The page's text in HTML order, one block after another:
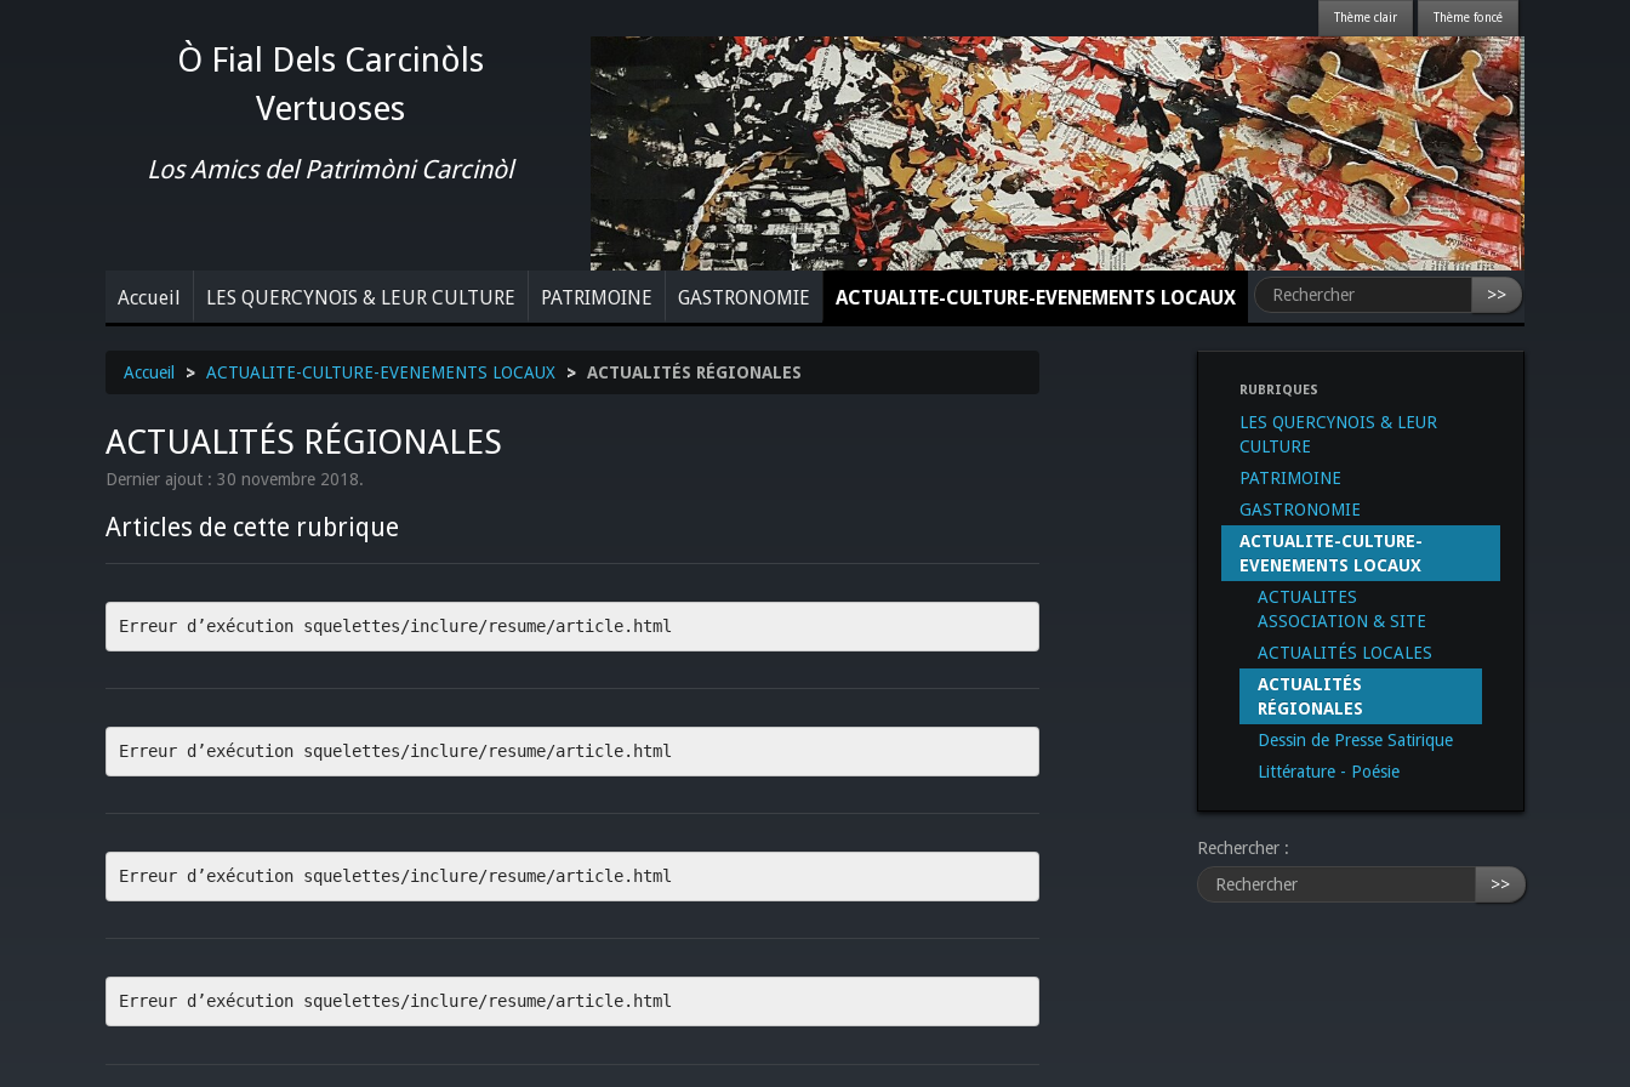
Ò Fial Dels Carcinòls
Vertuoses
Los Amics del Patrimòni Carcinòl
Accueil LES QUERCYNOIS & LEUR CULTURE PATRIMOINE GASTRONOMIE ACTUALITE-CULTURE-EVENEMENTS LOCAUX >>
Accueil > ACTUALITE-CULTURE-EVENEMENTS LOCAUX > ACTUALITÉS RÉGIONALES
ACTUALITÉS RÉGIONALES
Dernier ajout : 30 novembre 2018.
Articles de cette rubrique
Erreur d’exécution squelettes/inclure/resume/article.html
Erreur d’exécution squelettes/inclure/resume/article.html
Erreur d’exécution squelettes/inclure/resume/article.html
Erreur d’exécution squelettes/inclure/resume/article.html
RUBRIQUES
LES QUERCYNOIS & LEUR
CULTURE
PATRIMOINE
GASTRONOMIE
ACTUALITE-CULTURE-
EVENEMENTS LOCAUX
ACTUALITES
ASSOCIATION & SITE
ACTUALITÉS LOCALES
ACTUALITÉS
RÉGIONALES
Dessin de Presse Satirique
Littérature - Poésie
Rechercher :
>>